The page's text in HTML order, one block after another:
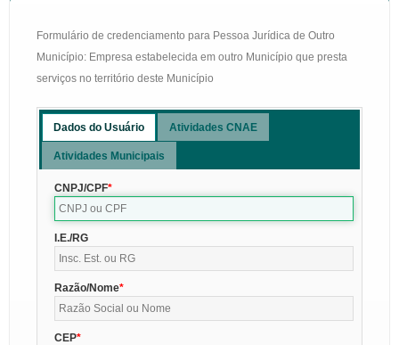
Formulário de credenciamento para Pessoa Jurídica de Outro
Município: Empresa estabelecida em outro Município que presta
serviços no território deste Município
Dados do Usuário Atividades CNAE
Atividades Municipais
CNPJ/CPF
I.E./RG
Razão/Nome
CEP